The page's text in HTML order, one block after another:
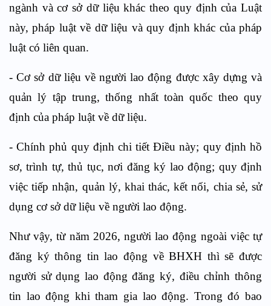
ngành và cơ sở dữ liệu khác theo quy định của Luật
này, pháp luật về dữ liệu và quy định khác của pháp
luật có liên quan.
- Cơ sở dữ liệu về người lao động được xây dựng và
quản lý tập trung, thống nhất toàn quốc theo quy
định của pháp luật về dữ liệu.
- Chính phủ quy định chi tiết Điều này; quy định hồ
sơ, trình tự, thủ tục, nơi đăng ký lao động; quy định
việc tiếp nhận, quản lý, khai thác, kết nối, chia sẻ, sử
dụng cơ sở dữ liệu về người lao động.
Như vậy, từ năm 2026, người lao động ngoài việc tự
đăng ký thông tin lao động về BHXH thì sẽ được
người sử dụng lao động đăng ký, điều chỉnh thông
tin lao động khi tham gia lao động. Trong đó bao